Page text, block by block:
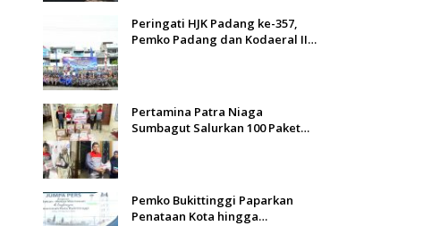
Peringati HJK Padang ke-357,
Pemko Padang dan Kodaeral II
Pertamina Patra Niaga
Sumbagut Salurkan 100 Paket
Pemko Bukittinggi Paparkan
Penataan Kota hingga